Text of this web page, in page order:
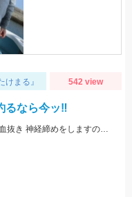
まる』 542 view
るなら今ッ‼︎
釣ったサカナはすぐに締めず港に着いてから血抜き 神経締めをしますので旨さ 食感が違い過ぎますッ‼︎